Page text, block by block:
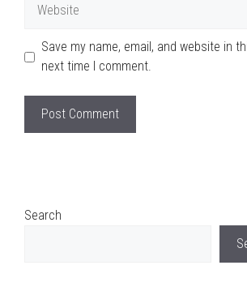
Save my name, email, and website in
next time I comment.
Search